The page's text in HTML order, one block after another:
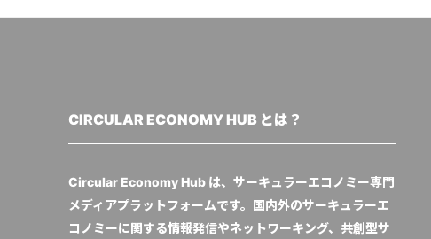
CIRCULAR ECONOMY HUB とは？
Circular Economy Hub は、サーキュラーエコノミー専門
メディアプラットフォームです。国内外のサーキュラーエ
コノミーに関する情報発信やネットワーキング、共創型サ